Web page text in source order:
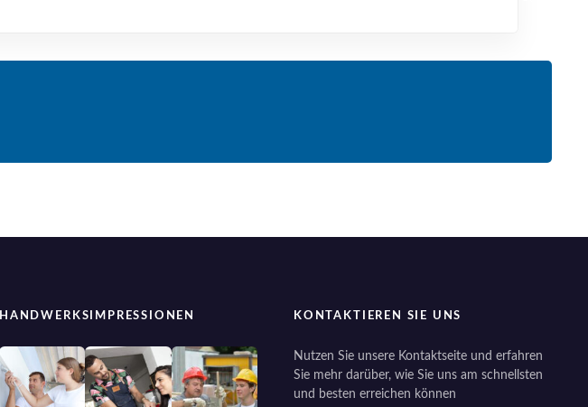
HANDWERKSIMPRESSIONEN KONTAKTIEREN SIE UNS
Nutzen Sie unsere Kontaktseite und erfahren
Sie mehr darüber, wie Sie uns am schnellsten
und besten erreichen können